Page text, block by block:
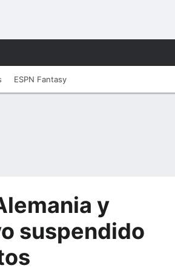
ESPN Fantasy
y
suspendido